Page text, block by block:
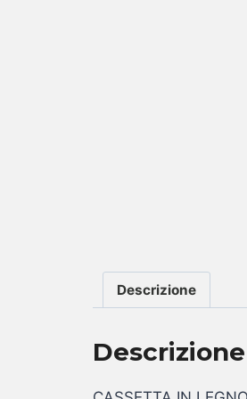
Descrizione
Descrizione